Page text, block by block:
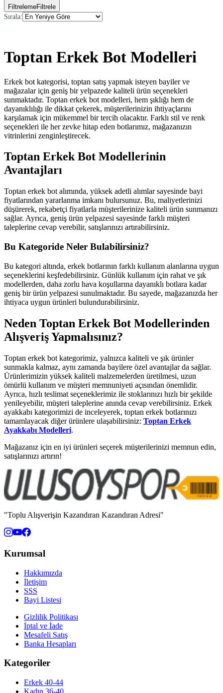
FiltrelemeFiltrele
Sırala:
Toptan Erkek Bot Modelleri
Erkek bot kategorisi, toptan satış yapmak isteyen bayiler ve
mağazalar için geniş bir yelpazede kaliteli ürün seçenekleri
sunmaktadır. Toptan erkek bot modelleri, hem şıklığı hem de
dayanıklılığı ile dikkat çekerek, müşterilerinizin ihtiyaçlarını
karşılamak için mükemmel bir tercih olacaktır. Farklı stil ve renk
seçenekleri ile her zevke hitap eden botlarımız, mağazanızın
vitrinlerini zenginleştirecek.
Toptan Erkek Bot Modellerinin
Avantajları
Toptan erkek bot alımında, yüksek adetli alımlar sayesinde bayi
fiyatlarından yararlanma imkanı bulursunuz. Bu, maliyetlerinizi
düşürerek, rekabetçi fiyatlarla müşterilerinize kaliteli ürün sunmanızı
sağlar. Ayrıca, geniş ürün yelpazesi sayesinde farklı müşteri
taleplerine cevap verebilir, satışlarınızı artırabilirsiniz.
Bu Kategoride Neler Bulabilirsiniz?
Bu kategori altında, erkek botlarının farklı kullanım alanlarına uygun
seçeneklerini keşfedebilirsiniz. Günlük kullanım için rahat ve şık
modellerden, daha zorlu hava koşullarına dayanıklı botlara kadar
geniş bir ürün yelpazesi sunulmaktadır. Bu sayede, mağazanızda her
ihtiyaca uygun ürünleri bulundurabilirsiniz.
Neden Toptan Erkek Bot Modellerinden
Alışveriş Yapmalısınız?
Toptan erkek bot kategorimiz, yalnızca kaliteli ve şık ürünler
sunmakla kalmaz, aynı zamanda bayilere özel avantajlar da sağlar.
Ürünlerimizin yüksek kaliteli malzemelerden üretilmesi, uzun
ömürlü kullanım ve müşteri memnuniyeti açısından önemlidir.
Ayrıca, hızlı teslimat seçeneklerimiz ile stoklarınızı hızlı bir şekilde
yenileyebilir, müşteri taleplerine anında cevap verebilirsiniz. Erkek
ayakkabı kategorimizi de inceleyerek, toptan erkek botlarınızı
tamamlayacak diğer ürünlere ulaşabilirsiniz: Toptan Erkek
Ayakkabı Modelleri.
Mağazanız için en iyi ürünleri seçerek müşterilerinizi memnun edin,
satışlarınızı artırın!
"Toplu Alışverişin Kazandıran Kazandıran Adresi"
Kurumsal
Hakkımızda
İletişim
SSS
Bayi Listesi
Gizlilik Politikası
İptal ve İade
Mesafeli Satış
Banka Hesapları
Kategoriler
Erkek 40-44
Kadın 36-40